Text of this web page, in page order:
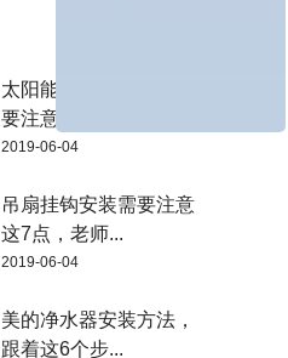
太阳能热水器的安装需
要注意下面这...
2019-06-04
吊扇挂钩安装需要注意
这7点，老师...
2019-06-04
美的净水器安装方法，
跟着这6个步...